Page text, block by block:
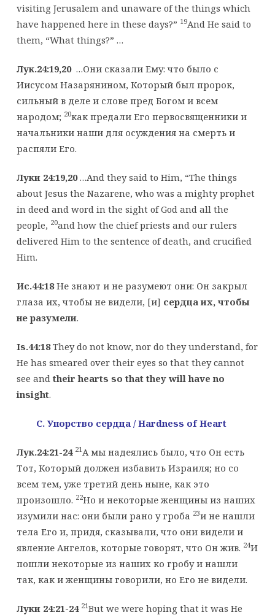
visiting Jerusalem and unaware of the things which
have happened here in these days?” 19And He said to
them, “What things?” …
Лук.24:19,20…Они сказали Ему: что было с
Иисусом Назарянином, Который был пророк,
сильный в деле и слове пред Богом и всем
народом; 20как предали Его первосвященники и
начальники наши для осуждения на смерть и
распяли Его.
Луки 24:19,20…And they said to Him, “The things
about Jesus the Nazarene, who was a mighty prophet
in deed and word in the sight of God and all the
people, 20and how the chief priests and our rulers
delivered Him to the sentence of death, and crucified
Him.
Ис.44:18Не знают и не разумеют они: Он закрыл
глаза их, чтобы не видели, [и] сердца их, чтобы
не разумели.
Is.44:18They do not know, nor do they understand, for
He has smeared over their eyes so that they cannot
see and their hearts so that they will have no
insight.
C. Упорство сердца / Hardness of Heart
Лук.24:21-24 21А мы надеялись было, что Он есть
Тот, Который должен избавить Израиля; но со
всем тем, уже третий день ныне, как это
произошло. 22Но и некоторые женщины из наших
изумили нас: они были рано у гроба 23и не нашли
тела Его и, придя, сказывали, что они видели и
явление Ангелов, которые говорят, что Он жив. 24И
пошли некоторые из наших ко гробу и нашли
так, как и женщины говорили, но Его не видели.
Луки 24:21-24 21But we were hoping that it was He